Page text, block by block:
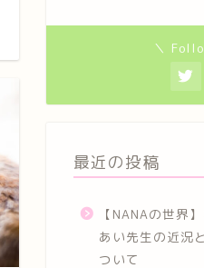
＼
最近の投稿
【NANAの世界
あい先生の近況
ついて